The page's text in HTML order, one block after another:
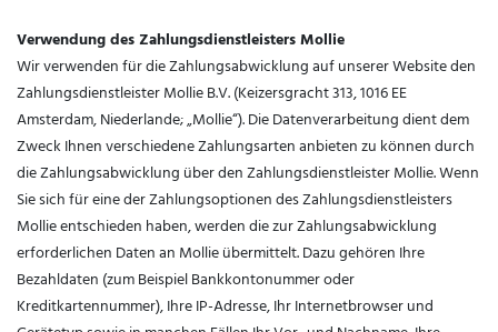
Verwendung des Zahlungsdienstleisters Mollie
Wir verwenden für die Zahlungsabwicklung auf unserer Website den
Zahlungsdienstleister Mollie B.V. (Keizersgracht 313, 1016 EE
Amsterdam, Niederlande; „Mollie“). Die Datenverarbeitung dient dem
Zweck Ihnen verschiedene Zahlungsarten anbieten zu können durch
die Zahlungsabwicklung über den Zahlungsdienstleister Mollie. Wenn
Sie sich für eine der Zahlungsoptionen des Zahlungsdienstleisters
Mollie entschieden haben, werden die zur Zahlungsabwicklung
erforderlichen Daten an Mollie übermittelt. Dazu gehören Ihre
Bezahldaten (zum Beispiel Bankkontonummer oder
Kreditkartennummer), Ihre IP-Adresse, Ihr Internetbrowser und